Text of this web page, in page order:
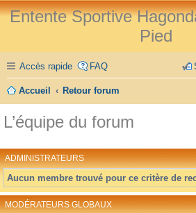
Entente Sportive
Pied
Accès rapide FAQ
Accueil Retour forum
L’équipe du forum
ADMINISTRATEURS
Aucun membre trouvé pour ce critère de
MODÉRATEURS GLOBAUX